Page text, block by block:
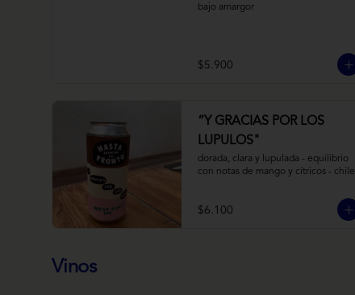
bajo amargor
$5.900
“Y GRACIAS POR LOS
LUPULOS"
dorada, clara y lupulada - equilibrio
con notas de mango y cítricos - chile
$6.100
Vinos